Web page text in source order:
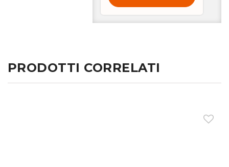
PRODOTTI CORRELATI